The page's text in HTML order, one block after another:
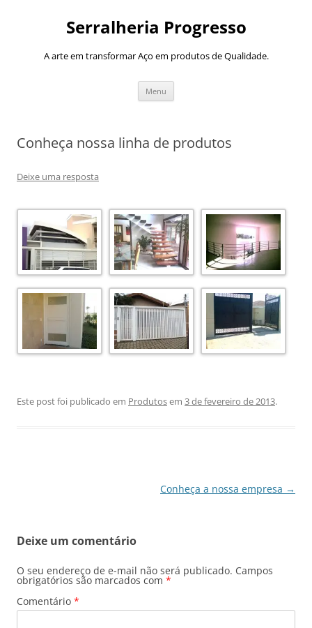
Serralheria Progresso
A arte em transformar Aço em produtos de Qualidade.
Menu
Conheça nossa linha de produtos
Deixe uma resposta
Este post foi publicado em Produtosem 3 de fevereiro de 2013.
Conheça a nossa empresa →
Deixe um comentário
O seu endereço de e-mail não será publicado. Campos
obrigatórios são marcados com *
Comentário *